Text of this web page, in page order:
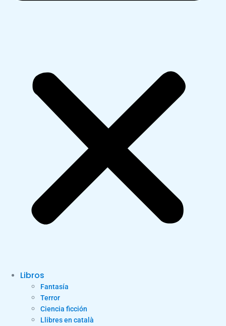
Libros
Fantasía
Terror
Ciencia ficción
Llibres en català